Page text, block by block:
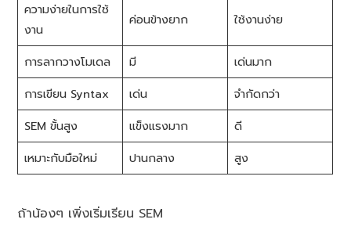
ความง่ายในการใช้
งาน
ค่อนข้างยาก ใช้งานง่าย
การลากวางโมเดล มี
เด่นมาก
การเขียน Syntax
เด่น
จำกัดกว่า
SEM ขั้นสูง
แข็งแรงมาก
ดี
เหมาะกับมือใหม่
ปานกลาง สูง
ถ้าน้องๆ เพิ่งเริ่มเรียน SEM